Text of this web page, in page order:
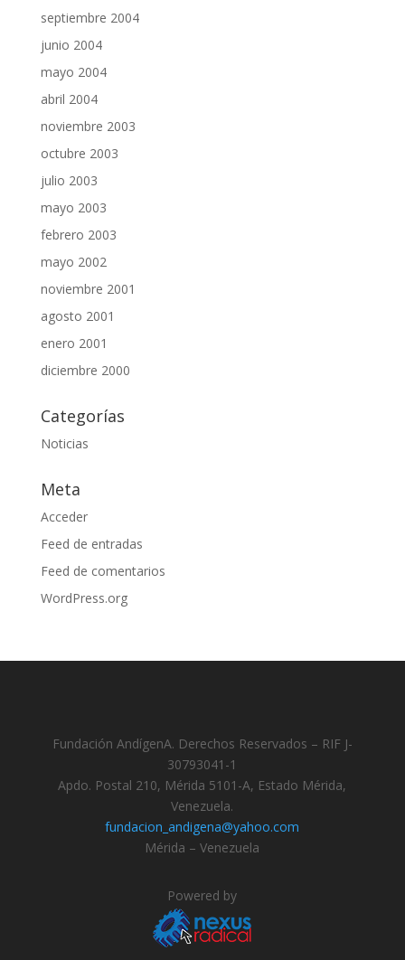
septiembre 2004
junio 2004
mayo 2004
abril 2004
noviembre 2003
octubre 2003
julio 2003
mayo 2003
febrero 2003
mayo 2002
noviembre 2001
agosto 2001
enero 2001
diciembre 2000
Categorías
Noticias
Meta
Acceder
Feed de entradas
Feed de comentarios
WordPress.org
Fundación AndígenA. Derechos Reservados – RIF J-
30793041-1
Apdo. Postal 210, Mérida 5101-A, Estado Mérida,
Venezuela.
fundacion_andigena@yahoo.com
Mérida – Venezuela
Powered by